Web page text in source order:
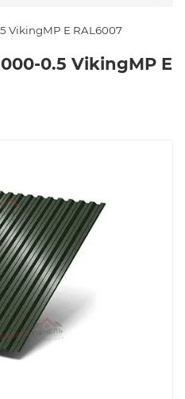
VikingMP E RAL6007
0.5 VikingMP E